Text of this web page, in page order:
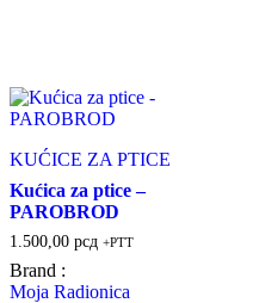
KUĆICE ZA PTICE
Kućica za ptice –
PAROBROD
1.500,00 рсд +PTT
Brand :
Moja Radionica